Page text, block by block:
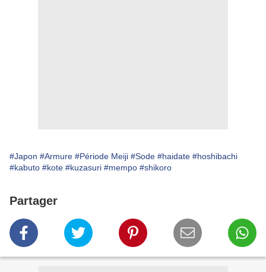
#Japon #Armure #Période Meiji #Sode #haidate #hoshibachi
#kabuto #kote #kuzasuri #mempo #shikoro
Partager